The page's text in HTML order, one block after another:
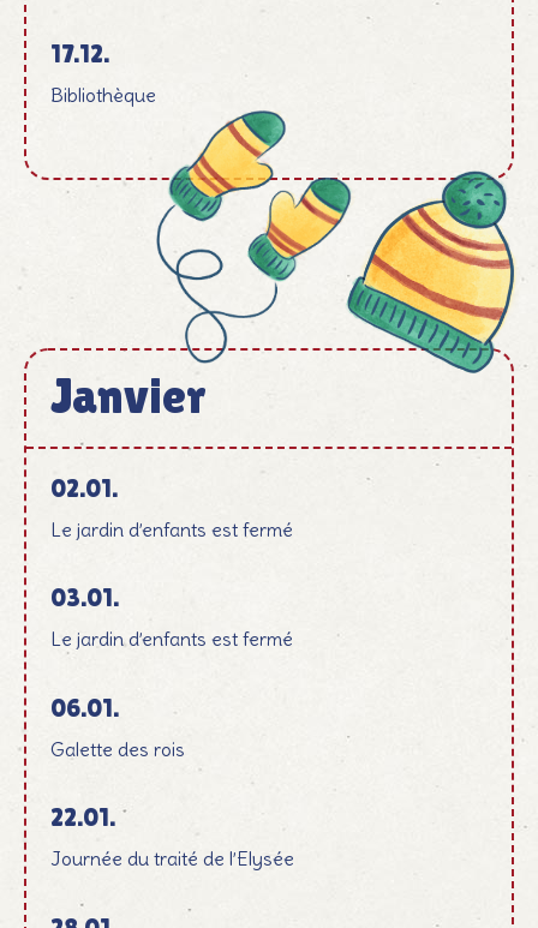
17.12.
Bibliothèque
Janvier
Januar
02.01.
Le jardin d’enfants est fermé
03.01.
Le jardin d’enfants est fermé
06.01.
Galette des rois
22.01.
Journée du traité de l’Elysée